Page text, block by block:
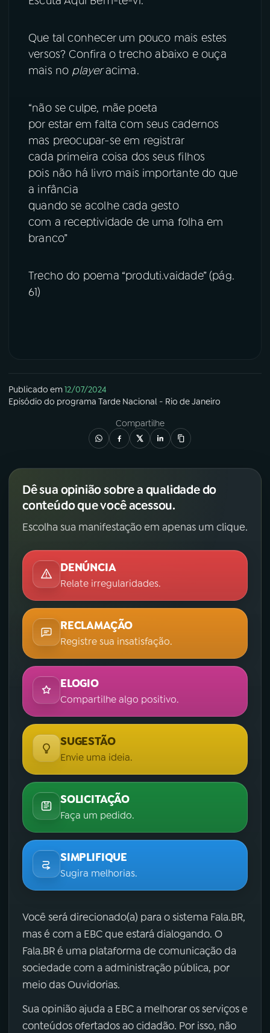
Que tal conhecer um pouco mais estes
versos? Confira o trecho abaixo e ouça
mais no playeracima.
“não se culpe, mãe poeta
por estar em falta com seus cadernos
mas preocupar-se em registrar
cada primeira coisa dos seus filhos
pois não há livro mais importante do que
a infância
quando se acolhe cada gesto
com a receptividade de uma folha em
branco”
Trecho do poema “produti.vaidade” (pág.
61)
Publicado em12/07/2024
Episódio do programa Tarde Nacional - Rio de Janeiro
Compartilhe
Dê sua opinião sobre a qualidade do
conteúdo que você acessou.
Escolha sua manifestação em apenas um clique.
DENÚNCIA
Relate irregularidades.
RECLAMAÇÃO
Registre sua insatisfação.
ELOGIO
Compartilhe algo positivo.
SUGESTÃO
Envie uma ideia.
SOLICITAÇÃO
Faça um pedido.
SIMPLIFIQUE
Sugira melhorias.
Você será direcionado(a) para o sistema Fala.BR,
mas é com a EBC que estará dialogando. O
Fala.BR é uma plataforma de comunicação da
sociedade com a administração pública, por
meio das Ouvidorias.
Sua opinião ajuda a EBC a melhorar os serviços e
conteúdos ofertados ao cidadão. Por isso, não